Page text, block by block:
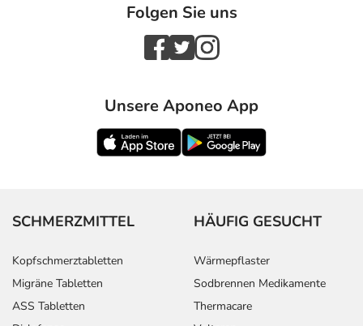
Folgen Sie uns
Unsere Aponeo App
SCHMERZMITTEL
Kopfschmerztabletten
Migräne Tabletten
ASS Tabletten
HÄUFIG GESUCHT
Wärmepflaster
Sodbrennen Medikamente
Thermacare